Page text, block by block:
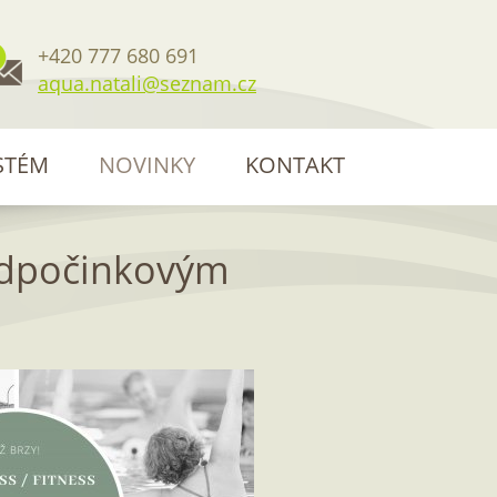
+420 777 680 691
aqua.natali@seznam.cz
NOVINKY KONTAKT